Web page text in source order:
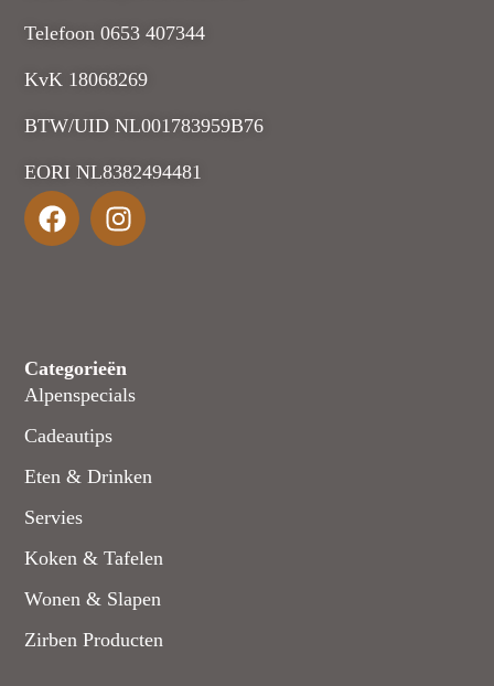
Telefoon 0653 407344
KvK 18068269
BTW/UID NL001783959B76
EORI NL8382494481
Categorieën
Alpenspecials
Cadeautips
Eten & Drinken
Servies
Koken & Tafelen
Wonen & Slapen
Zirben Producten